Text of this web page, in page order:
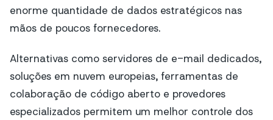
enorme quantidade de dados estratégicos nas
mãos de poucos fornecedores.
Alternativas como servidores de e-mail dedicados,
soluções em nuvem europeias, ferramentas de
colaboração de código aberto e provedores
especializados permitem um melhor controle dos